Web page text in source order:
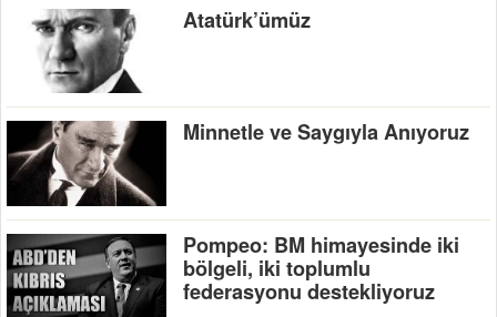
Atatürk’ümüz
Minnetle ve Saygıyla Anıyoruz
Pompeo: BM himayesinde iki
bölgeli, iki toplumlu
federasyonu destekliyoruz